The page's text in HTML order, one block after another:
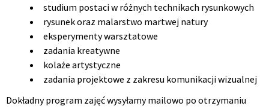
studium postaci w różnych technikach rysunkowych
rysunek oraz malarstwo martwej natury
eksperymenty warsztatowe
zadania kreatywne
kolaże artystyczne
zadania projektowe z zakresu komunikacji wizualnej
Dokładny program zajęć wysyłamy mailowo po otrzymaniu